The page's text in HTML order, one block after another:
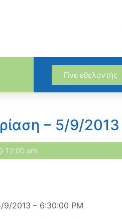
Γίνε εθελοντής
– 5/9/2013
12:00 am
9/2013 – 6:30:00 PM